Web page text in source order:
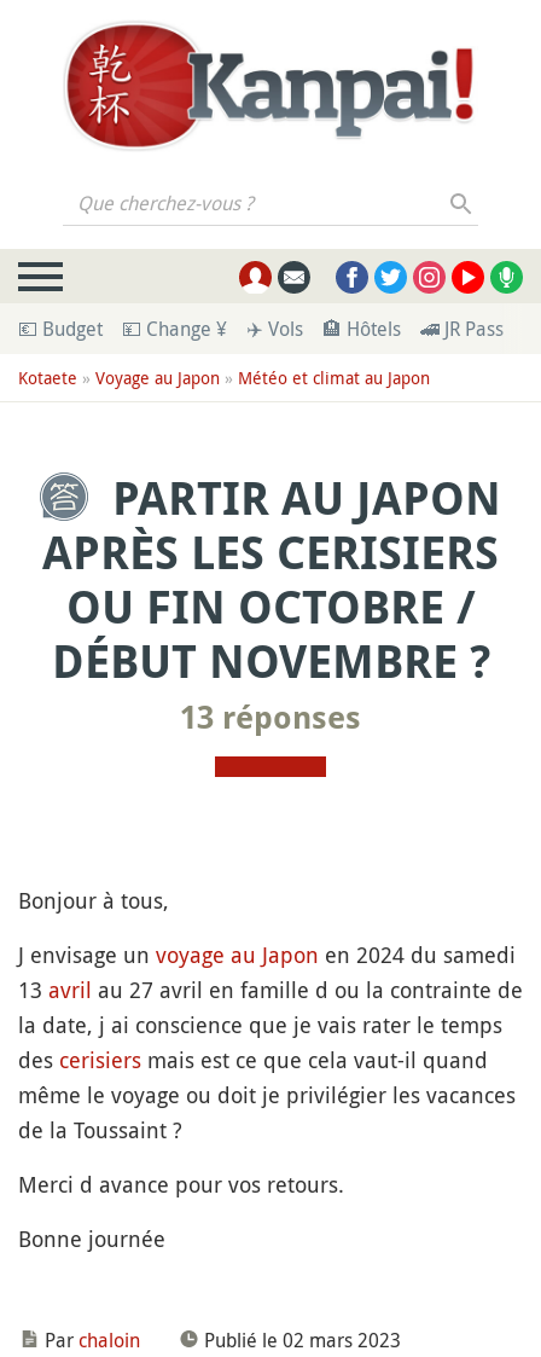
Que cherchez-vous ?
💶 Budget 💴 Change ¥ ✈️ Vols 🏨 Hôtels 🚄 JR Pass
Kotaete » Voyage au Japon » Météo et climat au Japon
PARTIR AU JAPON
APRÈS LES CERISIERS
OU FIN OCTOBRE /
DÉBUT NOVEMBRE ?
13 réponses
Bonjour à tous,
J envisage un voyage au Japon en 2024 du samedi
13 avril au 27 avril en famille d ou la contrainte de
la date, j ai conscience que je vais rater le temps
des cerisiers mais est ce que cela vaut-il quand
même le voyage ou doit je privilégier les vacances
de la Toussaint ?
Merci d avance pour vos retours.
Bonne journée
Par chaloin
Publié le 02 mars 2023